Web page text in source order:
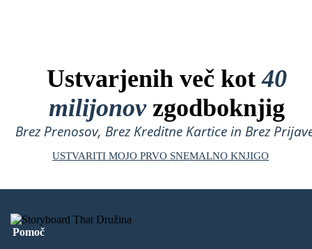
Ustvarjenih več kot40
milijonovzgodboknjig
Brez Prenosov, Brez Kreditne Kartice in Brez
USTVARITI MOJO PRVO SNEMALNO KNJIGO
Pomoč